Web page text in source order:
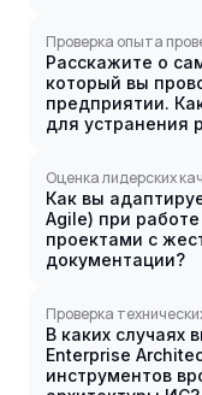
Проверка опыта
Расскажите о
который вы
предприятии.
для устранения
Оценка лидерских
Как вы
Agile) при
проектами с
документации?
Проверка
В каких случаях
Enterprise
инструментов